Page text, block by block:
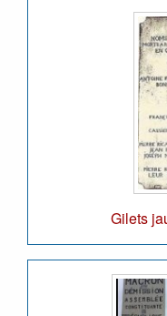
Gilets